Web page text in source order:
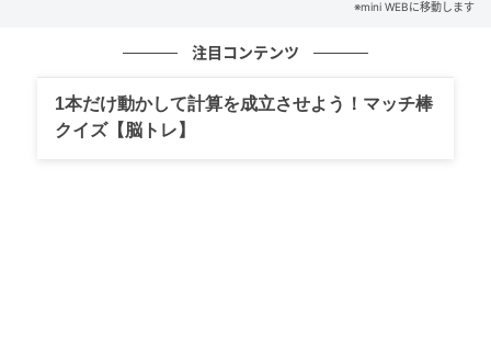
※mini WEBに移動します
注目コンテンツ
1本だけ動かして計算を成立させよう！マッチ棒
クイズ【脳トレ】